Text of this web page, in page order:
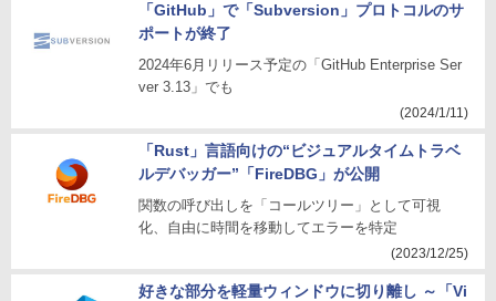
「GitHub」で「Subversion」プロトコルのサ
ポートが終了
2024年6月リリース予定の「GitHub Enterprise Ser
ver 3.13」でも
(2024/1/11)
「Rust」言語向けの“ビジュアルタイムトラベ
ルデバッガー”「FireDBG」が公開
関数の呼び出しを「コールツリー」として可視
化、自由に時間を移動してエラーを特定
(2023/12/25)
好きな部分を軽量ウィンドウに切り離し ～「Vi